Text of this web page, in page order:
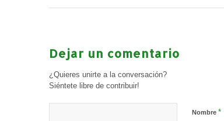
Dejar un comentario
¿Quieres unirte a la conversación?
Siéntete libre de contribuir!
Nombre *